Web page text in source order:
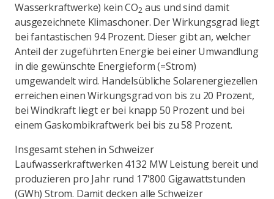
Wasserkraftwerke) kein CO2 aus und sind damit
ausgezeichnete Klimaschoner. Der Wirkungsgrad liegt
bei fantastischen 94 Prozent. Dieser gibt an, welcher
Anteil der zugeführten Energie bei einer Umwandlung
in die gewünschte Energieform (=Strom)
umgewandelt wird. Handelsübliche Solarenergiezellen
erreichen einen Wirkungsgrad von bis zu 20 Prozent,
bei Windkraft liegt er bei knapp 50 Prozent und bei
einem Gaskombikraftwerk bei bis zu 58 Prozent.
Insgesamt stehen in Schweizer
Laufwasserkraftwerken 4132 MW Leistung bereit und
produzieren pro Jahr rund 17'800 Gigawattstunden
(GWh) Strom. Damit decken alle Schweizer